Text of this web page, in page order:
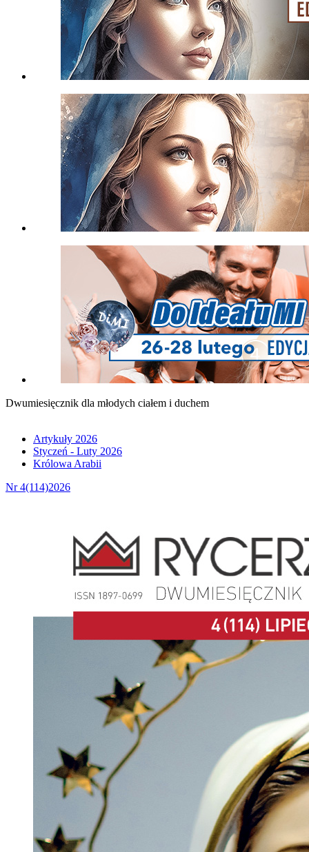
Dwumiesięcznik dla młodych ciałem i duchem
Artykuły 2026
Styczeń - Luty 2026
Królowa Arabii
Nr 4(114)2026